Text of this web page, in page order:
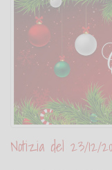
Notizia del 23/12/